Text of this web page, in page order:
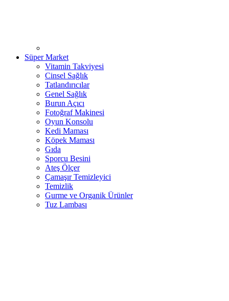
Süper Market
Vitamin Takviyesi
Cinsel Sağlık
Tatlandırıcılar
Genel Sağlık
Burun Açıcı
Fotoğraf Makinesi
Oyun Konsolu
Kedi Maması
Köpek Maması
Gıda
Sporcu Besini
Ateş Ölçer
Çamaşır Temizleyici
Temizlik
Gurme ve Organik Ürünler
Tuz Lambası